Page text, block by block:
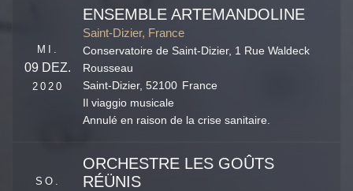
MI.
09 DEZ.
2020
ENSEMBLE ARTEMANDOLINE
Saint-Dizier, France
Conservatoire de Saint-Dizier, 1 Rue Waldeck
Rousseau
Saint-Dizier, 52100 France
Il viaggio musicale
Annulé en raison de la crise sanitaire.
SO.
ORCHESTRE LES GOÛTS
RÉÜNIS